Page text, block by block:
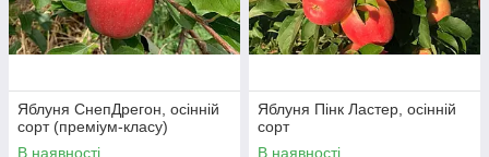
Яблуня СнепДрегон, осінній
сорт (преміум-класу)
В наявності
Яблуня Пінк Ластер, осінній
сорт
В наявності